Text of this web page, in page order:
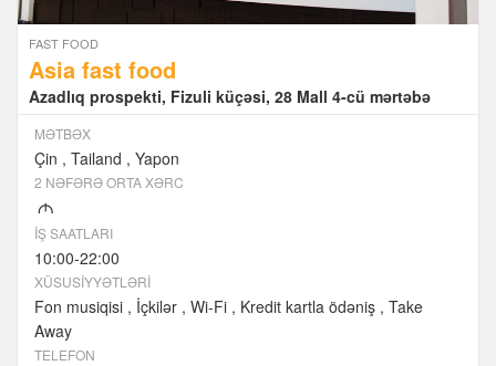
FAST FOOD
Asia fast food
Azadlıq prospekti, Fizuli küçəsi, 28 Mall 4-cü mərtəbə
MƏTBƏX
Çin Tailand Yapon
2 NƏFƏRƏ ORTA XƏRC
M
İŞ SAATLARI
10:00-22:00
XÜSUSIYYƏTLƏRI
Fon musiqisi İçkilər Wi-Fi Kredit kartla ödəniş Take
Away
TELEFON